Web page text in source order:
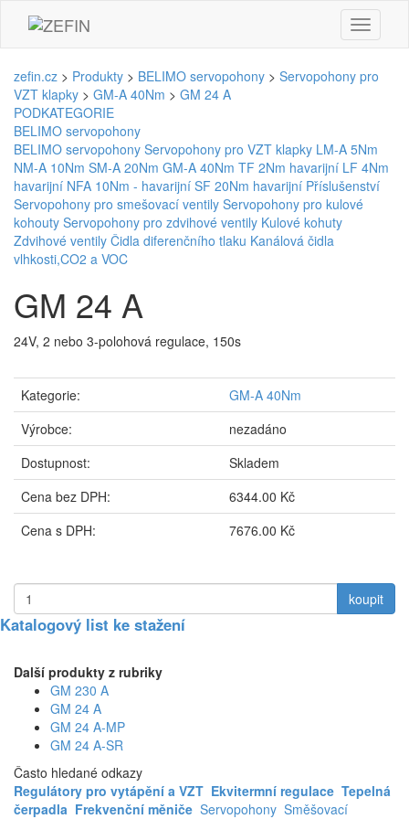
zefin.cz > Produkty > BELIMO servopohony > Servopohony pro
VZT klapky > GM-A 40Nm > GM 24 A
PODKATEGORIE
BELIMO servopohony
BELIMO servopohony Servopohony pro VZT klapky LM-A 5Nm
NM-A 10Nm SM-A 20Nm GM-A 40Nm TF 2Nm havarijní LF 4Nm
havarijní NFA 10Nm - havarijní SF 20Nm havarijní Příslušenství
Servopohony pro smešovací ventily Servopohony pro kulové
kohouty Servopohony pro zdvihové ventily Kulové kohuty
Zdvihové ventily Čidla diferenčního tlaku Kanálová čidla
vlhkosti,CO2 a VOC
GM 24 A
24V, 2 nebo 3-polohová regulace, 150s
Kategorie:
GM-A 40Nm
Výrobce:
nezadáno
Dostupnost:
Skladem
Cena bez DPH:
6344.00 Kč
Cena s DPH:
7676.00 Kč
koupit
Katalogový list ke stažení
Další produkty z rubriky
GM 230 A
GM 24 A
GM 24 A-MP
GM 24 A-SR
Často hledané odkazy
Regulátory pro vytápění a VZT Ekvitermní regulace Tepelná
čerpadla Frekvenční měniče Servopohony Směšovací